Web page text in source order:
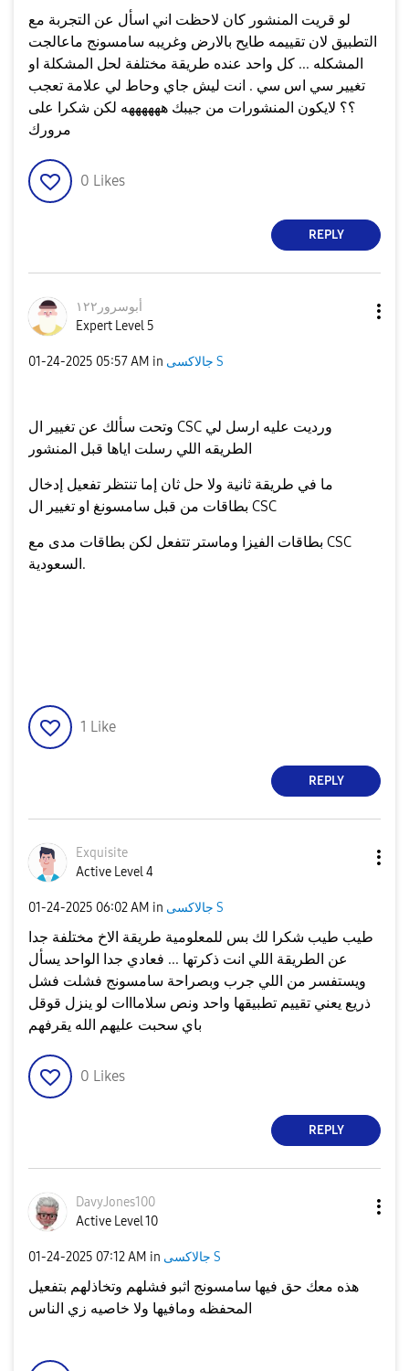
لو قريت المنشور كان لاحظت اني اسأل عن التجربة مع
التطبيق لان تقييمه طايح بالارض وغريبه سامسونج ماعالجت
المشكله ... كل واحد عنده طريقة مختلفة لحل المشكلة او
تغيير سي اس سي . انت ليش جاي وحاط لي علامة تعجب
؟؟ لايكون المنشورات من جيبك ههههههه لكن شكرا على
مرورك
0 Likes
REPLY
أبوسرور١٢٢
Expert Level 5
‎01-24-2025 05:57 AM in جالاكسى S
وتحت سألك عن تغيير ال CSC ورديت عليه ارسل لي
ما في طريقة ثانية ولا حل ثان إما تنتظر تفعيل إدخال
بطاقات من قبل سامسونغ او تغيير ال CSC
بطاقات الفيزا وماستر تتفعل لكن بطاقات مدى مع CSC
السعودية.
1 Like
REPLY
Exquisite
Active Level 4
‎01-24-2025 06:02 AM in جالاكسى S
طيب طيب شكرا لك بس للمعلومية طريقة الاخ مختلفة جدا
عن الطريقة اللي انت ذكرتها ... فعادي جدا الواحد يسأل
ويستفسر من اللي جرب وبصراحة سامسونج فشلت فشل
ذريع يعني تقييم تطبيقها واحد ونص سلامااات لو ينزل قوقل
باي سحبت عليهم الله يقرفهم
0 Likes
REPLY
DavyJones100
Active Level 10
‎01-24-2025 07:12 AM in جالاكسى S
هذه معك حق فيها سامسونج اثبو فشلهم وتخاذلهم بتفعيل
المحفظه ومافيها ولا خاصيه زي الناس